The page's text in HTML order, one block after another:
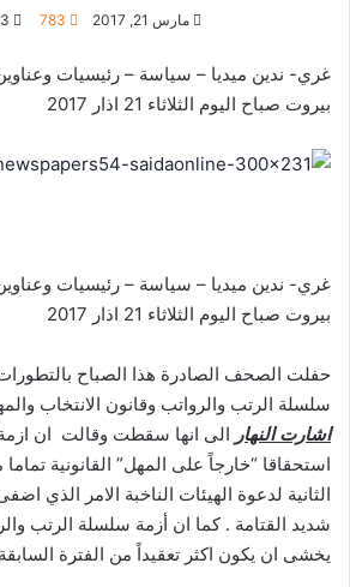
مارس 21, 2017 783
غري- ندين ميديا – سياسة – رئيسيات
بيروت صباح اليوم الثلاثاء 21 اذار 2017
غري- ندين ميديا – سياسة – رئيسيات
بيروت صباح اليوم الثلاثاء 21 اذار 2017
حفلت الصحف الصادرة هذا الصباح بالتطورات
سلسلة الرتب والرواتب وقانون الانتخاب
اشارت النهار الى انها سقطت وقالت ان
استحقاقا “خارجاً على المهل” القانونية
الثانية لدعوة الهيئات الناخبة الامر الذي
شديد القتامة . كما ان أزمة سلسلة الرتب
يخشى ان يكون اكثر تعقيداً من الفترة السابقة